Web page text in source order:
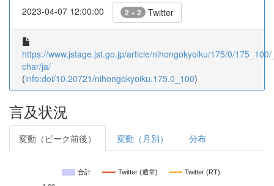
2023-04-07 12:00:00 2 + 2 Twitter
https://www.jstage.jst.go.jp/article/nihongokyoiku/175/0/
char/ja/
(info:doi/10.20721/nihongokyoiku.175.0_100)
言及状況
変動（ピーク前後） 変動（月別） 分布
合計 Twitter (通常) Twitter (RT)